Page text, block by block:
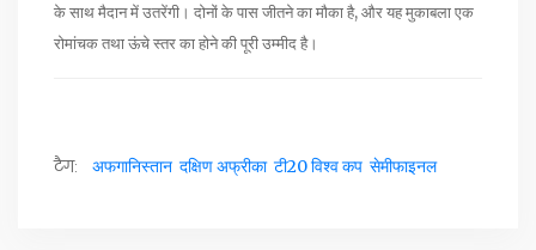
के साथ मैदान में उतरेंगी। दोनों के पास जीतने का मौका है, और यह मुकाबला एक
रोमांचक तथा ऊंचे स्तर का होने की पूरी उम्मीद है।
टैग: अफगानिस्तान दक्षिण अफ्रीका टी20 विश्व कप सेमीफाइनल